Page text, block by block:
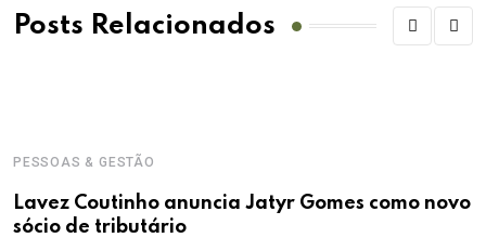
Posts Relacionados
PESSOAS & GESTÃO
Lavez Coutinho anuncia Jatyr Gomes como novo
sócio de tributário